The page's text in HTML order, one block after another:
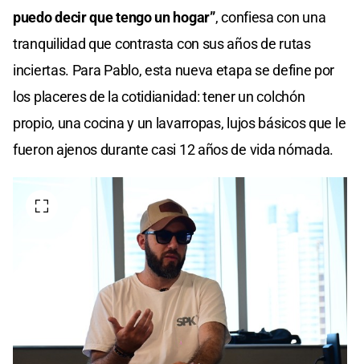
puedo decir que tengo un hogar”, confiesa con una
tranquilidad que contrasta con sus años de rutas
inciertas. Para Pablo, esta nueva etapa se define por
los placeres de la cotidianidad: tener un colchón
propio, una cocina y un lavarropas, lujos básicos que le
fueron ajenos durante casi 12 años de vida nómada.